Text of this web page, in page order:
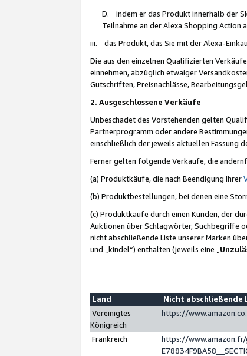
D. indem er das Produkt innerhalb der
Teilnahme an der Alexa Shopping Action
iii. das Produkt, das Sie mit der Alexa-
Die aus den einzelnen Qualifizierten
einnehmen, abzüglich etwaiger
Gutschriften, Preisnachlässe,
2. Ausgeschlossene Verkäufe
Unbeschadet des Vorstehenden gelten
Partnerprogramm oder andere
einschließlich der jeweils aktuellen Fassung
Ferner gelten folgende Verkäufe, die
(a) Produktkäufe, die nach Beendigung Ihrer
(b) Produktbestellungen, bei denen eine
(c) Produktkäufe durch einen Kunden, der
Auktionen über Schlagwörter, Suchbegriffe
nicht abschließende Liste unserer Marken
und „kindel“) enthalten (jeweils eine „
Land
Nicht abschließende
Vereinigtes
Königreich
https://
Frankreich
https://